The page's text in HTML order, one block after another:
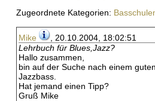
Zugeordnete Kategorien:
Mike
, 20.10.2004, 18:02:51
Lehrbuch für Blues,Jazz?
Hallo zusammen,
bin auf der Suche nach einem
Jazzbass.
Hat jemand einen Tipp?
Gruß Mike